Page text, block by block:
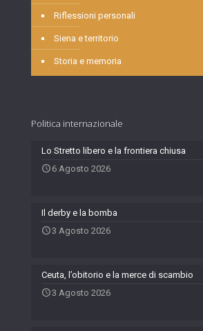
Riflessioni personali
Siena e territorio
Storia e memoria
Politica internazionale
Lo Stretto libero e la frontiera chiusa
6 Agosto 2026
Il derby e la bomba
3 Agosto 2026
Ceuta, l’obitorio e la merce di scambio
3 Agosto 2026